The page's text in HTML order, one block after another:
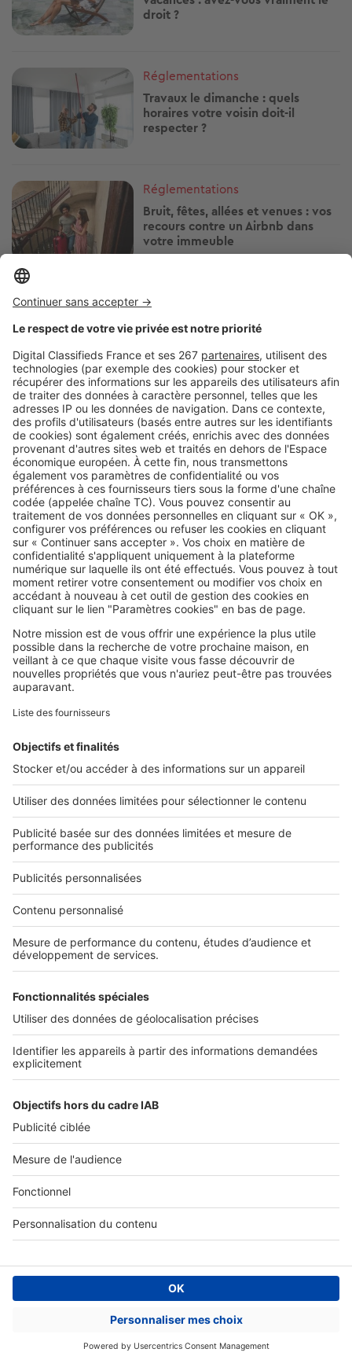
droit ?
Image
Réglementations
Travaux le dimanche : quels
horaires votre voisin doit-il
respecter ?
Image
Réglementations
Bruit, fêtes, allées et venues : vos
recours contre un Airbnb dans
votre immeuble
Image
Réglementations
Arrosage, piscine, lavage de
voiture : quelles restrictions d'eau
près de chez vous ?
Image
Réglementations
Vous plantez une haie ? Ces
essences peuvent vous éviter
bien des problèmes avec le
voisinage
SeLoger c'est aussi
Retrouvez-nous sur ...
L'ENTREPRISE
Nous contacter
Nous recrutons
NOS APPLICATIONS
Découvrez nos applications
Tous nos services pro
Accès client
À DÉCOUVRIR
Annuaire des professionnels
Tout l'immobilier
Toutes les villes
Tous les départements
Toutes les régions
SeLoger © 1992 - 2023
Annonces Immobilières
Paramétrer mes cookies
Conditions Générales d'Utilisation
Fonctionnement de notre site